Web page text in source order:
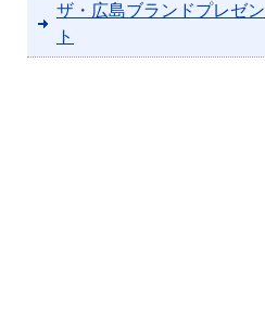
ザ・広島ブランドプレゼン
ト